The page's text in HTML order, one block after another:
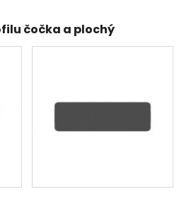
čočka a plochý